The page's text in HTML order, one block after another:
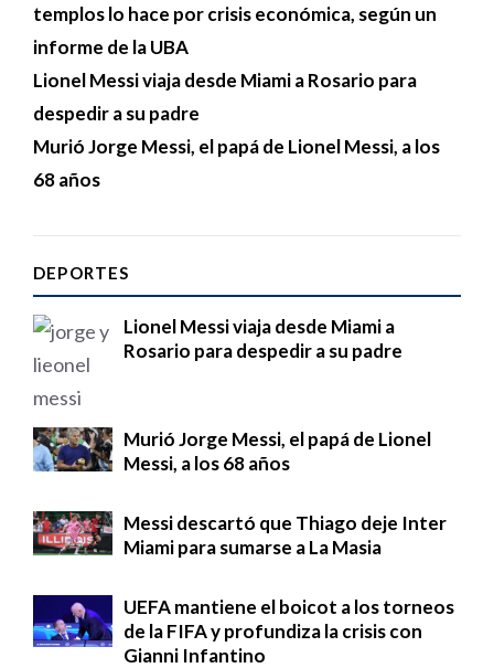
templos lo hace por crisis económica, según un
informe de la UBA
Lionel Messi viaja desde Miami a Rosario para
despedir a su padre
Murió Jorge Messi, el papá de Lionel Messi, a los
68 años
DEPORTES
Lionel Messi viaja desde Miami a
Rosario para despedir a su padre
Murió Jorge Messi, el papá de Lionel
Messi, a los 68 años
Messi descartó que Thiago deje Inter
Miami para sumarse a La Masia
UEFA mantiene el boicot a los torneos
de la FIFA y profundiza la crisis con
Gianni Infantino